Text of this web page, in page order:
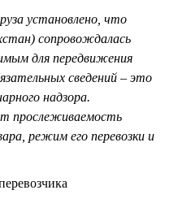
установлено, что
сопровождалась
для передвижения
сведений – это
надзора.
прослеживаемость
режим его перевозки и